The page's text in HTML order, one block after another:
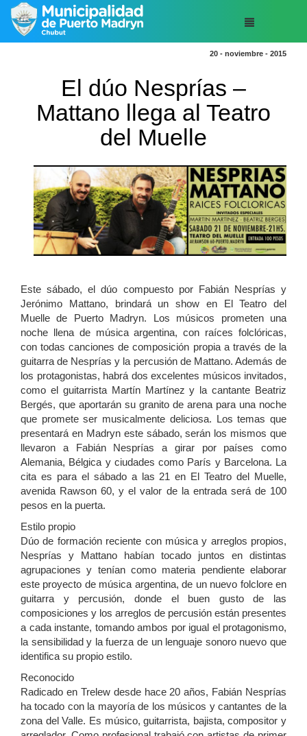
20 - noviembre - 2015
El dúo Nesprías –
Mattano llega al Teatro
del Muelle
Este sábado, el dúo compuesto por Fabián Nesprías y
Jerónimo Mattano, brindará un show en El Teatro del
Muelle de Puerto Madryn. Los músicos prometen una
noche llena de música argentina, con raíces folclóricas,
con todas canciones de composición propia a través de la
guitarra de Nesprías y la percusión de Mattano. Además de
los protagonistas, habrá dos excelentes músicos invitados,
como el guitarrista Martín Martínez y la cantante Beatriz
Bergés, que aportarán su granito de arena para una noche
que promete ser musicalmente deliciosa. Los temas que
presentará en Madryn este sábado, serán los mismos que
llevaron a Fabián Nesprías a girar por países como
Alemania, Bélgica y ciudades como París y Barcelona. La
cita es para el sábado a las 21 en El Teatro del Muelle,
avenida Rawson 60, y el valor de la entrada será de 100
pesos en la puerta.
Estilo propio
Dúo de formación reciente con música y arreglos propios,
Nesprías y Mattano habían tocado juntos en distintas
agrupaciones y tenían como materia pendiente elaborar
este proyecto de música argentina, de un nuevo folclore en
guitarra y percusión, donde el buen gusto de las
composiciones y los arreglos de percusión están presentes
a cada instante, tomando ambos por igual el protagonismo,
la sensibilidad y la fuerza de un lenguaje sonoro nuevo que
identifica su propio estilo.
Reconocido
Radicado en Trelew desde hace 20 años, Fabián Nesprías
ha tocado con la mayoría de los músicos y cantantes de la
zona del Valle. Es músico, guitarrista, bajista, compositor y